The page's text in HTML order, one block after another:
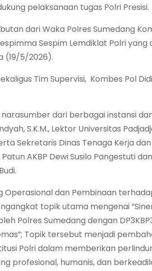
pelaksanaan tugas Polri Presisi.
dari Waka Polres Sumedang
Sespim Lemdiklat Polri
(19/5/2026).
Tim Supervisi, Kombes Pol
dari berbagai instansi
S.K.M., Lektor Universitas
Sekretaris Dinas Tenaga Kerja
AKBP Dewi Susilo Pangestuti
dan Pembinaan
topik utama mengenai
Polres Sumedang dengan
Topik tersebut menjadi
Polri dalam memberikan
profesional, humanis, dan